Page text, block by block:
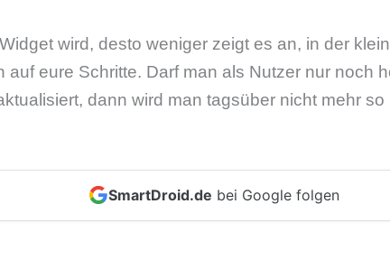
wird, desto weniger zeigt es an, in der
auf eure Schritte. Darf man als Nutzer nur noch
dann wird man tagsüber nicht mehr so
SmartDroid.de bei Google folgen